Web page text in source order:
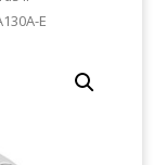
E